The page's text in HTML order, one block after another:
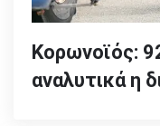
Κορωνοϊός:
αναλυτικά η